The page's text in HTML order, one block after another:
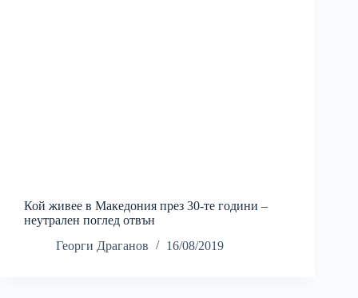
Кой живее в Македония през 30-те години –
неутрален поглед отвън
Георги Драганов
16/08/2019